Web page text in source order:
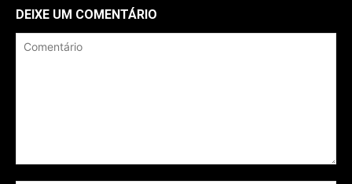
DEIXE UM COMENTÁRIO